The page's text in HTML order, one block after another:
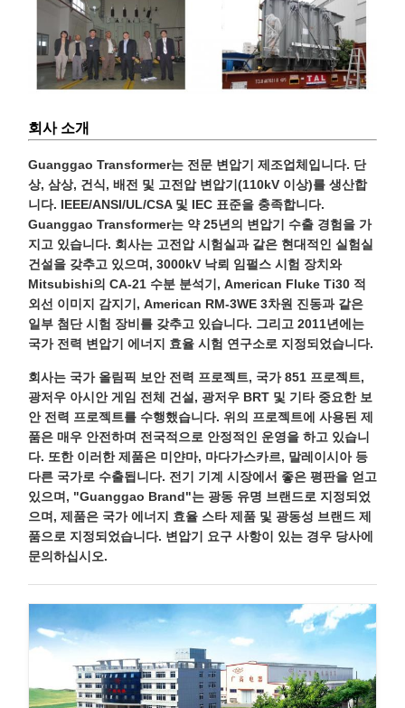
회사 소개
Guanggao Transformer는 전문 변압기 제조업체입니다. 단
상, 삼상, 건식, 배전 및 고전압 변압기(110kV 이상)를 생산합
니다. IEEE/ANSI/UL/CSA 및 IEC 표준을 충족합니다.
Guanggao Transformer는 약 25년의 변압기 수출 경험을 가
지고 있습니다. 회사는 고전압 시험실과 같은 현대적인 실험실
건설을 갖추고 있으며, 3000kV 낙뢰 임펄스 시험 장치와
Mitsubishi의 CA-21 수분 분석기, American Fluke Ti30 적
외선 이미지 감지기, American RM-3WE 3차원 진동과 같은
일부 첨단 시험 장비를 갖추고 있습니다. 그리고 2011년에는
국가 전력 변압기 에너지 효율 시험 연구소로 지정되었습니다.
회사는 국가 올림픽 보안 전력 프로젝트, 국가 851 프로젝트,
광저우 아시안 게임 전체 건설, 광저우 BRT 및 기타 중요한 보
안 전력 프로젝트를 수행했습니다. 위의 프로젝트에 사용된 제
품은 매우 안전하며 전국적으로 안정적인 운영을 하고 있습니
다. 또한 이러한 제품은 미얀마, 마다가스카르, 말레이시아 등
다른 국가로 수출됩니다. 전기 기계 시장에서 좋은 평판을 얻고
있으며, "Guanggao Brand"는 광동 유명 브랜드로 지정되었
으며, 제품은 국가 에너지 효율 스타 제품 및 광동성 브랜드 제
품으로 지정되었습니다. 변압기 요구 사항이 있는 경우 당사에
문의하십시오.